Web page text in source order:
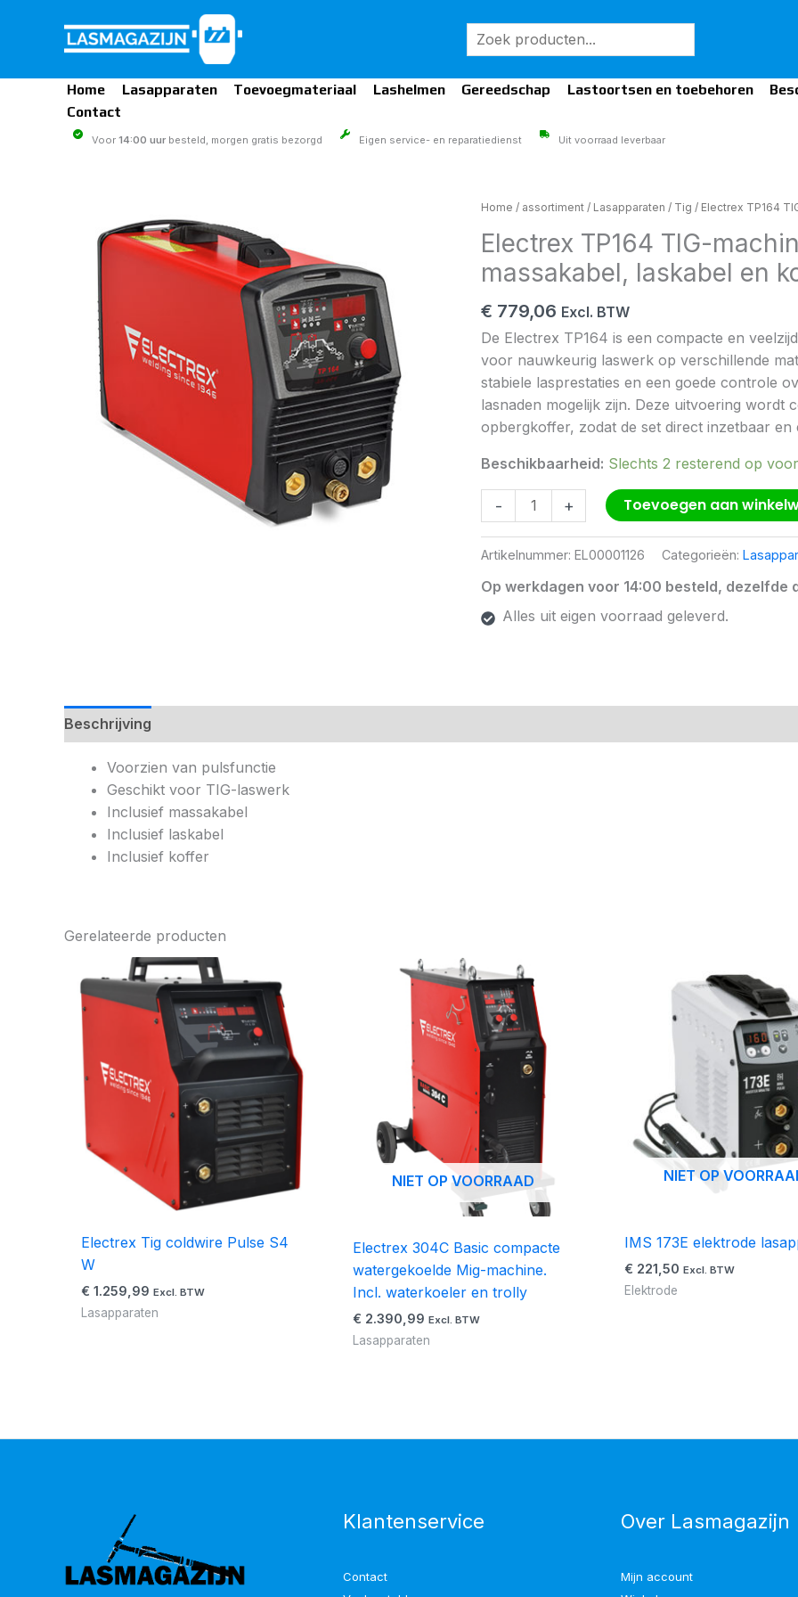
inhoud
Home Lasapparaten Toevoegmateriaal Lashelmen Gereedschap Lastoortsen en toebehoren
Contact
Voor 14:00 uur besteld, morgen gratis bezorgd Eigen service- en reparatiedienst Uit voorraad leverbaar
Home / assortiment / Lasapparaten / Tig / Electrex TP164
Electrex TP164 TIG-
massakabel, laskabel en
€ 779,06 Excl. BTW
De Electrex TP164 is een compacte en
voor nauwkeurig laswerk op verschillende
stabiele lasprestaties en een goede controle
lasnaden mogelijk zijn. Deze uitvoering wordt
opbergkoffer, zodat de set direct inzetbaar
Beschikbaarheid: Slechts 2 resterend op
-
Electrex
TIG-
machine.
pulsfunctie,
massakabel,
laskabel
en
koffer
aantal
+ Toevoegen aan
Artikelnummer: EL00001126 Categorieën:
Op werkdagen voor 14:00 besteld, dezelfde
Alles uit eigen voorraad geleverd.
Beschrijving
Voorzien van pulsfunctie
Geschikt voor TIG-laswerk
Inclusief massakabel
Inclusief laskabel
Inclusief koffer
Gerelateerde producten
Electrex Tig coldwire Pulse S4
W
€ 1.259,99 Excl. BTW
Lasapparaten
NIET OP VOORRAAD
Electrex 304C Basic compacte
watergekoelde Mig-machine.
Incl. waterkoeler en trolly
€ 2.390,99 Excl. BTW
Lasapparaten
NIET OP
IMS 173E elektrode
€ 221,50 Excl. BTW
Elektrode
Klantenservice
Contact
Over Lasmagazijn
Mijn account